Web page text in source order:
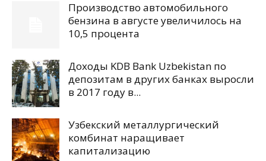
Производство автомобильного
бензина в августе увеличилось на
10,5 процента
Доходы KDB Bank Uzbekistan по
депозитам в других банках выросли
в 2017 году в...
Узбекский металлургический
комбинат наращивает
капитализацию